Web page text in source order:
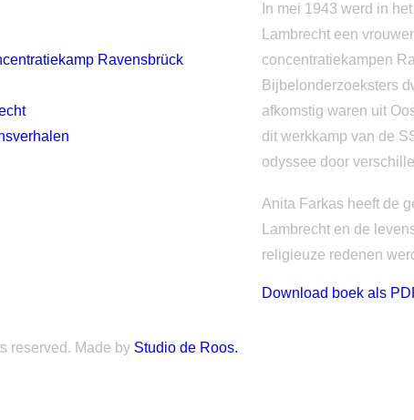
Ravensbrück
In mei 1943 werd in
Lambrecht een
concentratiekampen
Bijbelonderzoeksters
afkomstig waren uit
dit werkkamp van de
odyssee door
Anita Farkas heeft de
Lambrecht en de
religieuze redenen
Download boek als
reserved. Made by Studio de Roos.